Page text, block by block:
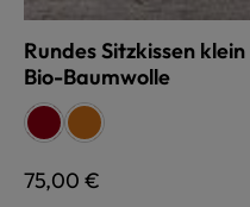
Rundes Sitzkissen
Bio-Baumwolle
Farbe auswählen
rot terra
Regulärer Preis:
75,00 €